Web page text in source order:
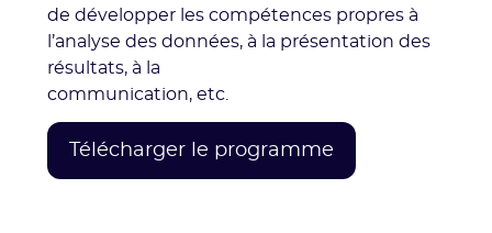
de développer les compétences propres à
l’analyse des données, à la présentation des
résultats, à la
communication, etc.
Télécharger le programme